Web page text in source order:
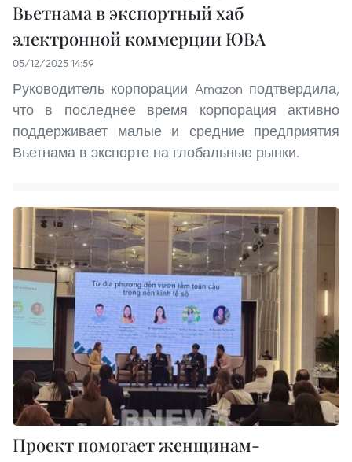
Вьетнама в экспортный хаб
электронной коммерции ЮВА
05/12/2025 14:59
Руководитель корпорации Amazon подтвердила,
что в последнее время корпорация активно
поддерживает малые и средние предприятия
Вьетнама в экспорте на глобальные рынки.
Проект помогает женщинам-